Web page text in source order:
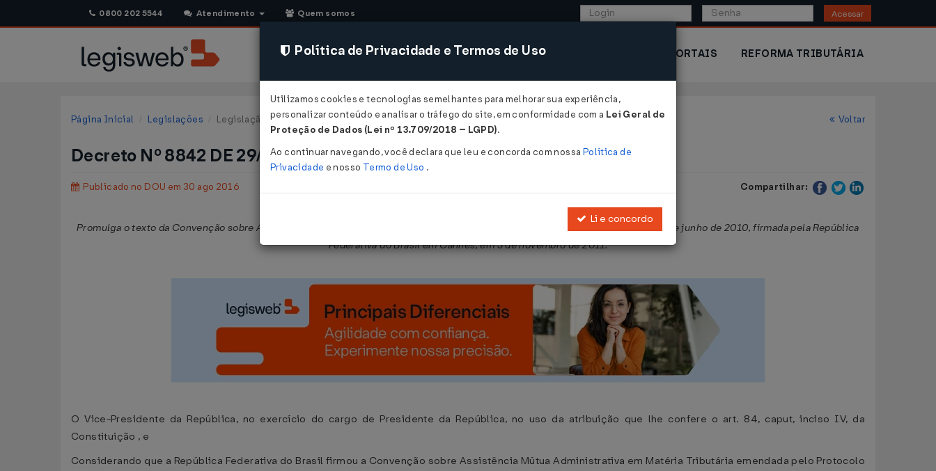
0800 202 5544 Atendimento Quem somos Acessar
CONSULTORIA SISTEMAS COMÉRCIO EXTERIOR PORTAIS REFORMA TRIBUTÁRIA
Página Inicial Legislações Legislação Federal Voltar
Decreto Nº 8842 DE 29/08/2016
Publicado no DOU em 30 ago 2016 Compartilhar:
Promulga o texto da Convenção sobre Assistência Mútua Administrativa em Matéria Tributária emendada pelo Protocolo de 1º de junho de 2010, firmada pela República
Federativa do Brasil em Cannes, em 3 de novembro de 2011.
O Vice-Presidente da República, no exercício do cargo de Presidente da República, no uso da atribuição que lhe confere o art. 84, caput, inciso IV, da
Constituição , e
Considerando que a República Federativa do Brasil firmou a Convenção sobre Assistência Mútua Administrativa em Matéria Tributária emendada pelo Protocolo
Política de Privacidade e Termos de Uso
Utilizamos cookies e tecnologias semelhantes para melhorar sua experiência,
personalizar conteúdo e analisar o tráfego do site, em conformidade com a Lei Geral de
Proteção de Dados (Lei nº 13.709/2018 – LGPD).
Ao continuar navegando, você declara que leu e concorda com nossa Política de
Privacidade e nosso Termo de Uso .
Li e concordo